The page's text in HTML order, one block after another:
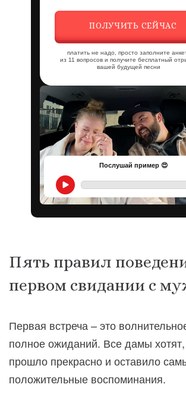
Послушай пример 😍
ПОЛУЧИТЬ СЕЙЧАС
платить не надо, просто заполните
из 11 вопросов и получите бесплатный
вашей будущей песни
Пять правил
первом свидании с
Первая встреча – это
полное ожиданий. Все дамы
прошло прекрасно и оставило
положительные воспоминания.